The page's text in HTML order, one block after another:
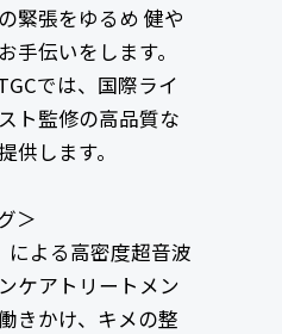
緊張をゆるめ 健や
手伝いをします。
では、国際ライ
ト監修の高品質な
供します。
＞
による高密度超音波
ケアトリートメン
きかけ、キメの整